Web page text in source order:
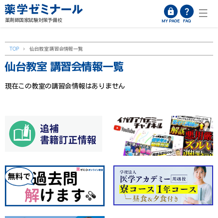
薬剤師国家試験対策予備校 FAQ
MY PAGE
TOP > 仙台教室 講習会情報一覧
仙台教室 講習会情報一覧
現在この教室の講習会情報はありません